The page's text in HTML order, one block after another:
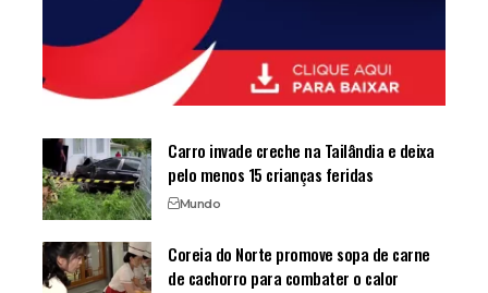
Carro invade creche na Tailândia e deixa
pelo menos 15 crianças feridas
Mundo
Coreia do Norte promove sopa de carne
de cachorro para combater o calor